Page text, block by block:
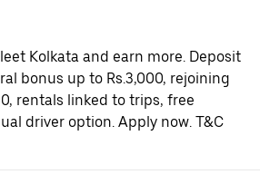
Kolkata and earn more. Deposit
bonus up to Rs.3,000, rejoining
rentals linked to trips, free
driver option. Apply now. T&C